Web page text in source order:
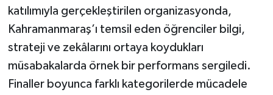
katılımıyla gerçekleştirilen organizasyonda,
Kahramanmaraş’ı temsil eden öğrenciler bilgi,
strateji ve zekâlarını ortaya koydukları
müsabakalarda örnek bir performans sergiledi.
Finaller boyunca farklı kategorilerde mücadele